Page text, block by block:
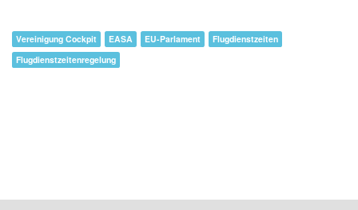
Vereinigung Cockpit EASA EU-Parlament
Flugdienstzeiten
Flugdienstzeitenregelung